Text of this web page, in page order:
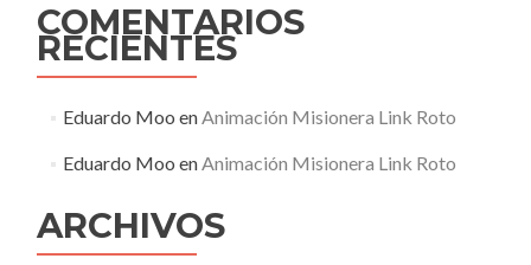
COMENTARIOS
RECIENTES
Eduardo Moo enAnimación Misionera Link Roto
Eduardo Moo enAnimación Misionera Link Roto
ARCHIVOS